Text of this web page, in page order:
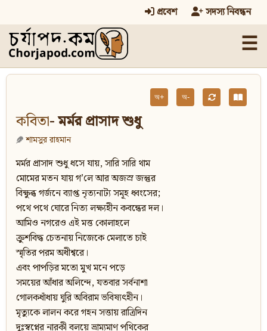
প্রবেশ সদস্য নিবন্ধন
☰
অ+ অ-
কবিতা- মর্মর প্রাসাদ শুধু
শামসুর রাহমান
মর্মর প্রাসাদ শুধু ধসে যায়, সারি সারি থাম
মোমের মতন যায় গ’লে আর অজস্র জন্তুর
বিক্ষুব্ধ গর্জনে ব্যাপ্ত নৃত্যনাট্য সমূহ ধ্বংসের;
পথে পথে ঘোরে নিত্য লক্ষ্যহীন কবন্ধের দল।
আমিও নগরেও এই মত্ত কোলাহলে
ক্রুশবিদ্ধ চেতনায় নিজেকে মেলাতে চাই
স্মৃতির পরম অধীশ্বরে।
এবং পাপড়ির মতো মুখ মনে পড়ে
সময়ের আঁধার অলিন্দে, যতবার সর্বনাশা
গোলকধাঁধায় ঘুরি অবিরাম ভবিষ্যৎহীন।
মৃত্যুকে লালন করে গহন সত্তায় রাত্রিদিন
দুঃস্বপ্নের নারকী বলয়ে ভ্রাম্যমাণ পথিকের